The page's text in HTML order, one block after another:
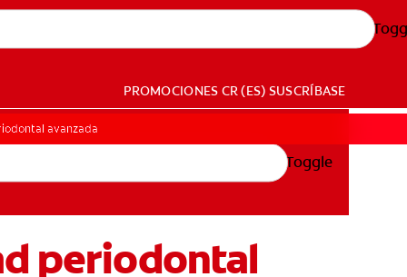
PROMOCIONES CR (ES) SUSCRÍBASE
Toggle
avanzada
periodontal